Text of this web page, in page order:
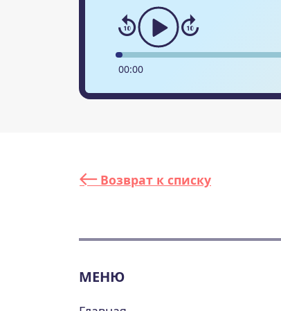
00:00
Возврат к списку
МЕНЮ